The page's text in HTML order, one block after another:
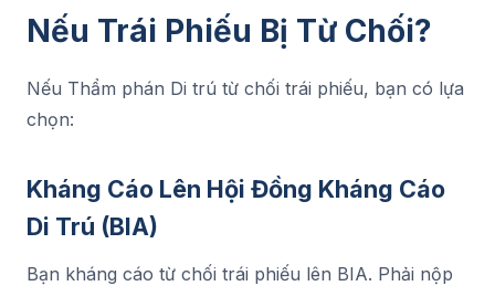
Nếu Trái Phiếu Bị Từ Chối?
Nếu Thẩm phán Di trú từ chối trái phiếu, bạn có lựa
chọn:
Kháng Cáo Lên Hội Đồng Kháng Cáo
Di Trú (BIA)
Bạn kháng cáo từ chối trái phiếu lên BIA. Phải nộp